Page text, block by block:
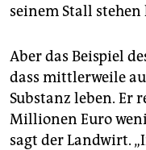
seinem Stall stehen
Aber das Beispiel
dass mittlerweile
Substanz leben. Er
Millionen Euro
sagt der Landwirt.